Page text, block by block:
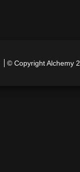
© CopyrightAlchemy